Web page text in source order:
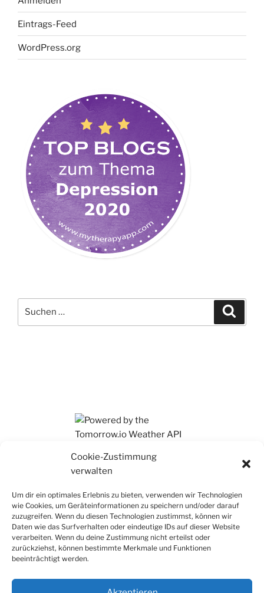
Cookie-Zustimmung
verwalten
Um dir ein optimales Erlebnis zu bieten, verwenden wir Technologien
wie Cookies, um Geräteinformationen zu speichern und/oder darauf
zuzugreifen. Wenn du diesen Technologien zustimmst, können wir
Daten wie das Surfverhalten oder eindeutige IDs auf dieser Website
verarbeiten. Wenn du deine Zustimmung nicht erteilst oder
zurückziehst, können bestimmte Merkmale und Funktionen
beeinträchtigt werden.
Eintrags-Feed
WordPress.org
nach: